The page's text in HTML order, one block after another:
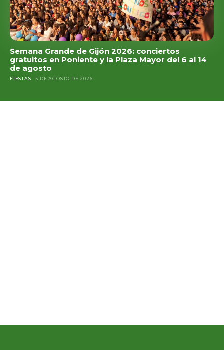
Semana Grande de Gijón 2026: conciertos
gratuitos en Poniente y la Plaza Mayor del 6 al 14
de agosto
FIESTAS 5 DE AGOSTO DE 2026